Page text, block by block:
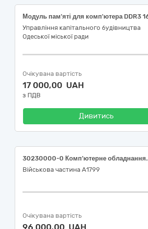
Управління капітального будівництва
Одеської міської ради
Очікувана вартість
17 000,00 UAH
з ПДВ
Дивитись
30230000-0 Комп’ютерне обладнання.
Військова частина А1799
Очікувана вартість
96 000,00 UAH